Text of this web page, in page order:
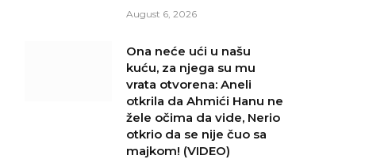
August 6, 2026
Ona neće ući u našu
kuću, za njega su mu
vrata otvorena: Aneli
otkrila da Ahmići Hanu ne
žele očima da vide, Nerio
otkrio da se nije čuo sa
majkom! (VIDEO)